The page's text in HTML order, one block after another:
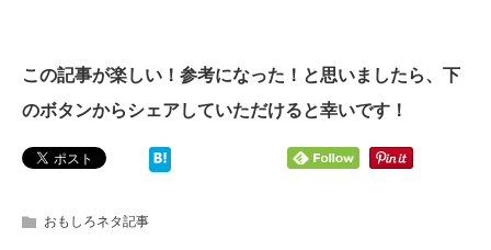
この記事が楽しい！参考になった！と思いましたら、下
のボタンからシェアしていただけると幸いです！
おもしろネタ記事